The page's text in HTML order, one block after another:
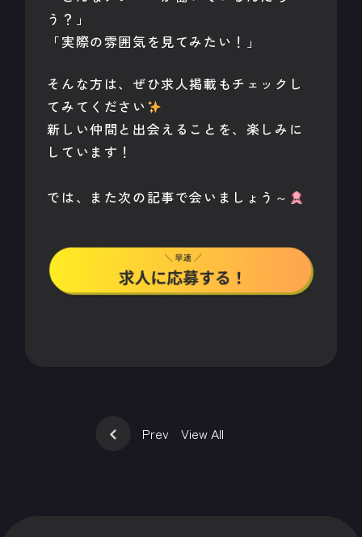
う？」
「実際の雰囲気を見てみたい！」
そんな方は、ぜひ求人掲載もチェックし
てみてください
新しい仲間と出会えることを、楽しみに
しています！
では、また次の記事で会いましょう～
Prev View All